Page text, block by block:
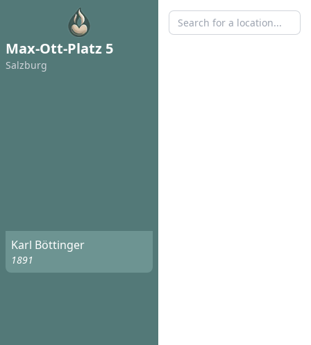
Max-Ott-Platz 5
Salzburg
Karl Böttinger
1891